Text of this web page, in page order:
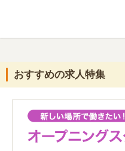
おすすめの求人特集